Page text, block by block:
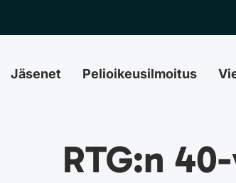
Jäsenet Pelioikeusilmoitus
RTG:n